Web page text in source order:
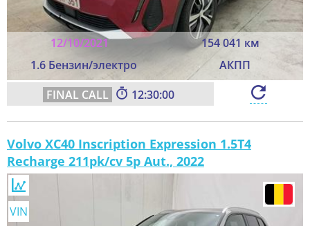
12/10/2021
154 041 км
1.6 Бензин/электро
АКПП
12:29:58
Volvo XC40 Inscription Expression 1.5T4
Recharge 211pk/cv 5p Aut., 2022
VIN